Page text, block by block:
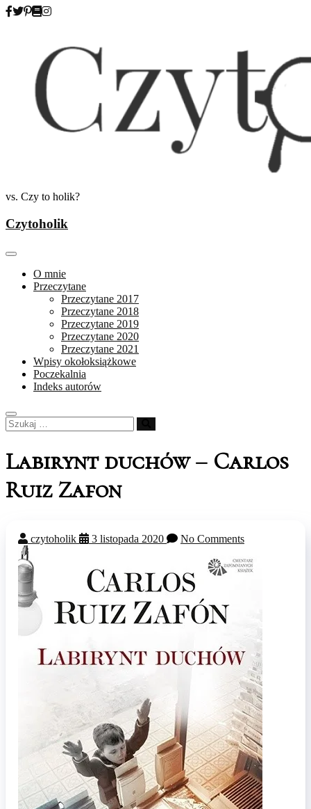
Skip
vs. Czy to holik?
Czytoholik
O mnie
Przeczytane
Przeczytane 2017
Przeczytane 2018
Przeczytane 2019
Przeczytane 2020
Przeczytane 2021
Wpisy okołoksiążkowe
Poczekalnia
Indeks autorów
Szukaj
…
Labirynt duchów – Carlos
Ruiz Zafon
czytoholik 3 listopada 2020 No Comments